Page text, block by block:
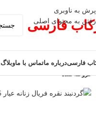
پرش به ناوبری
رفتن به محتوای اصلی
فارسی
فارسیدرباره ماتماس با ماوبلاگ
فروخته شده